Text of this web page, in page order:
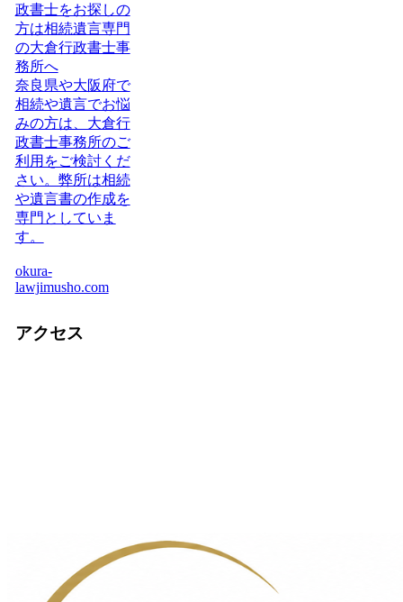
政書士をお探しの
方は相続遺言専門
の大倉行政書士事
務所へ
奈良県や大阪府で
相続や遺言でお悩
みの方は、大倉行
政書士事務所のご
利用をご検討くだ
さい。弊所は相続
や遺言書の作成を
専門としていま
す。
okura-
lawjimusho.com
アクセス